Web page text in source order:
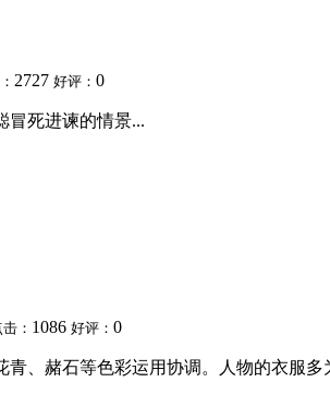
2727 好评： 0
冒死进谏的情景...
： 1086 好评： 0
、赭石等色彩运用协调。人物的衣服